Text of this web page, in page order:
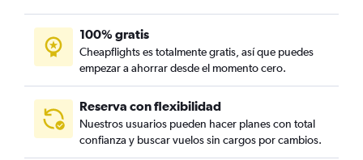
100% gratis
Cheapflights es totalmente gratis, así que puedes
empezar a ahorrar desde el momento cero.
Reserva con flexibilidad
Nuestros usuarios pueden hacer planes con total
confianza y buscar vuelos sin cargos por cambios.